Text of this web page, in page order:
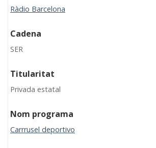
Ràdio Barcelona
Cadena
SER
Titularitat
Privada estatal
Nom programa
Carrrusel deportivo